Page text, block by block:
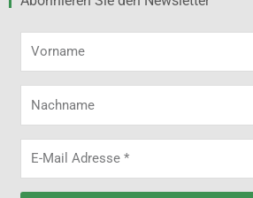
Mail
Adresse